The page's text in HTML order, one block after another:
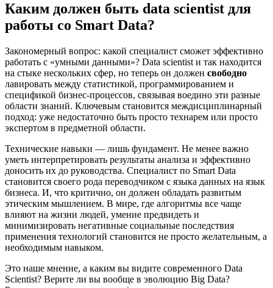
Каким должен быть data scientist для
работы со Smart Data?
Закономерный вопрос: какой специалист сможет эффективно
работать с «умными данными»? Data scientist и так находится
на стыке нескольких сфер, но теперь он должен свободно
лавировать между статистикой, программированием и
спецификой бизнес-процессов, связывая воедино эти разные
области знаний. Ключевым становится междисциплинарный
подход: уже недостаточно быть просто технарем или просто
экспертом в предметной области.
Технические навыки — лишь фундамент. Не менее важно
уметь интерпретировать результаты анализа и эффективно
доносить их до руководства. Специалист по Smart Data
становится своего рода переводчиком с языка данных на язык
бизнеса. И, что критично, он должен обладать развитым
этическим мышлением. В мире, где алгоритмы все чаще
влияют на жизни людей, умение предвидеть и
минимизировать негативные социальные последствия
применения технологий становится не просто желательным, а
необходимым навыком.
Это наше мнение, а каким вы видите современного Data
Scientist? Верите ли вы вообще в эволюцию Big Data?